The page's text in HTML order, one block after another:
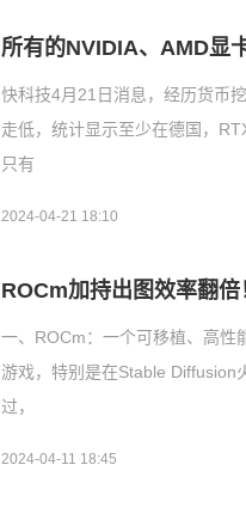
所有的NVIDIA、AMD显
快科技4月21日消息，经历货币
走低，统计显示至少在德国，
只有
2024-04-21 18:10
ROCm加持出图效率翻
一、ROCm：一个可移植、高性
游戏，特别是在Stable Diffusion
过，
2024-04-11 18:45